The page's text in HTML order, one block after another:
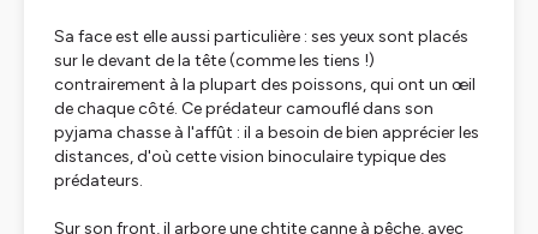
Sa face est elle aussi particulière : ses yeux sont placés
sur le devant de la tête (comme les tiens !)
contrairement à la plupart des poissons, qui ont un œil
de chaque côté. Ce prédateur camouflé dans son
pyjama chasse à l'affût : il a besoin de bien apprécier les
distances, d'où cette vision binoculaire typique des
prédateurs.
Sur son front, il arbore une chtite canne à pêche, avec